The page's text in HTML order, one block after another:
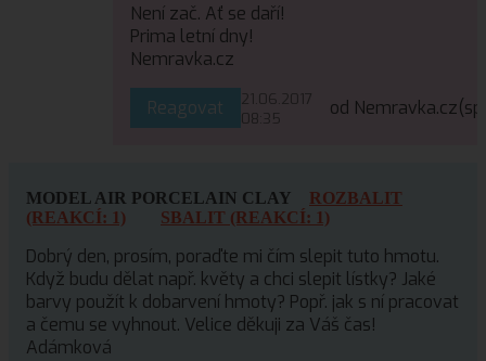
Není zač. Ať se daří!
Prima letní dny!
Nemravka.cz
Reagovat
21.06.2017
08:35
od Nemravka.cz
MODEL AIR PORCELAIN CLAY
ROZBALIT
(REAKCÍ: 1)
SBALIT (REAKCÍ: 1)
Dobrý den, prosím, poraďte mi čím slepit tuto hmotu.
Když budu dělat např. květy a chci slepit lístky? Jaké
barvy použít k dobarvení hmoty? Popř. jak s ní pracovat
a čemu se vyhnout. Velice děkuji za Váš čas!
Adámková